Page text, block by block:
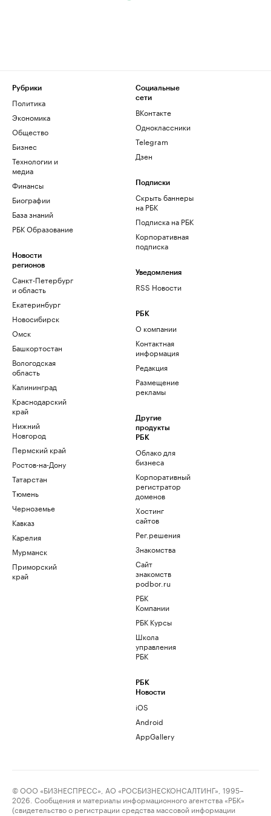
Рубрики
Политика
Экономика
Общество
Бизнес
Технологии и
медиа
Финансы
Биографии
База знаний
РБК Образование
Новости
регионов
Санкт-Петербург
и область
Екатеринбург
Новосибирск
Омск
Башкортостан
Вологодская
область
Калининград
Краснодарский
край
Нижний
Новгород
Пермский край
Ростов-на-Дону
Татарстан
Тюмень
Черноземье
Кавказ
Карелия
Мурманск
Приморский
край
Социальные
сети
ВКонтакте
Одноклассники
Telegram
Дзен
Подписки
Скрыть баннеры
на РБК
Подписка на РБК
Корпоративная
подписка
Уведомления
RSS Новости
РБК
О компании
Контактная
информация
Редакция
Размещение
рекламы
Другие
продукты
РБК
Облако для
бизнеса
Корпоративный
регистратор
доменов
Хостинг
сайтов
Рег.решения
Знакомства
Сайт
знакомств
podbor.ru
РБК
Компании
РБК Курсы
Школа
управления
РБК
РБК
Новости
iOS
Android
AppGallery
© ООО «БИЗНЕСПРЕСС», АО «РОСБИЗНЕСКОНСАЛТИНГ», 1995–
2026. Сообщения и материалы информационного агентства «РБК»
(свидетельство о регистрации средства массовой информации